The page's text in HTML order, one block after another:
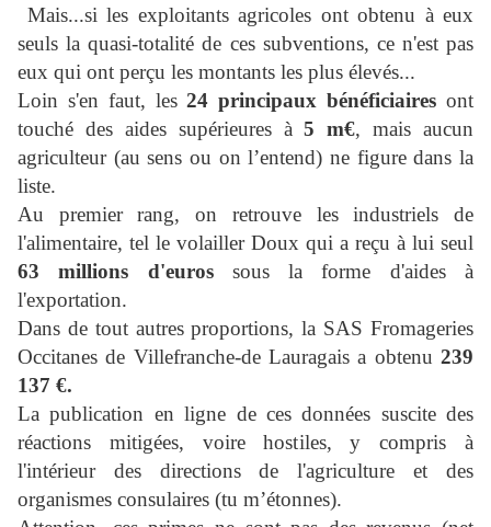
Mais...si les exploitants agricoles ont obtenu à eux
seuls la quasi-totalité de ces subventions, ce n'est pas
eux qui ont perçu les montants les plus élevés...
Loin s'en faut, les24 principaux bénéficiaires ont
touché des aides supérieures à5 m€, mais aucun
agriculteur (au sens ou on l’entend) ne figure dans la
liste.
Au premier rang, on retrouve les industriels de
l'alimentaire, tel le volailler Doux qui a reçu à lui seul
63 millions d'eurossous la forme d'aides à
l'exportation.
Dans de tout autres proportions, la SAS Fromageries
Occitanes de Villefranche-de Lauragais a obtenu 239
137 €.
La publication en ligne de ces données suscite des
réactions mitigées, voire hostiles, y compris à
l'intérieur des directions de l'agriculture et des
organismes consulaires (tu m’étonnes).